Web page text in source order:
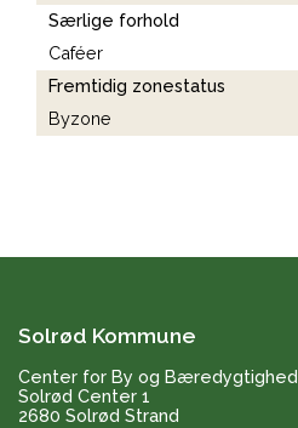
Særlige forhold
Caféer
Fremtidig zonestatus
Byzone
Solrød Kommune
Center for By og Bæredygtighed
Solrød Center 1
2680 Solrød Strand